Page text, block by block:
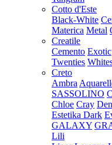
Cotto d'Este
Black-White
Materica Metal
Creatile
Cemento Exotic
Twenties
Creto
Ambra
SASSOLINO
Chloe Cray
Estetika Dark
GALAXY
Lili